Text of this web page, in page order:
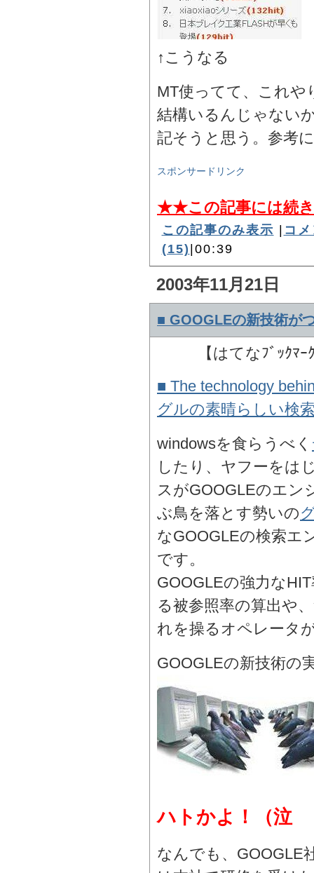
↑こうなる
MT使ってて、これ
結構いるんじゃない
記そうと思う。参考
スポンサードリンク
★★この記事には続
この記事のみ表示 | コ
(15)|00:39
2003年11月21日
■ GOOGLEの新技術が
【はてなﾌﾞｯｸﾏｰ
■ The technology
グルの素晴らしい検
windowsを食らうべく
したり、ヤフーをは
スがGOOGLEのエン
ぶ鳥を落とす勢いの
なGOOGLEの検索エ
です。
GOOGLEの強力な
る被参照率の算出や
れを操るオペレータ
GOOGLEの新技術の
ハトかよ！（泣
なんでも、GOOGLE